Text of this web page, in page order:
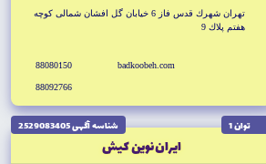
تهران شهرك قدس فاز 6 خيابان گل افشان شمالى كوچه
هفتم پلاك 9
badkoobeh.com
88080150
88092766
توان 1 شناسه آگهى 2529083405
ايران نوين كيش